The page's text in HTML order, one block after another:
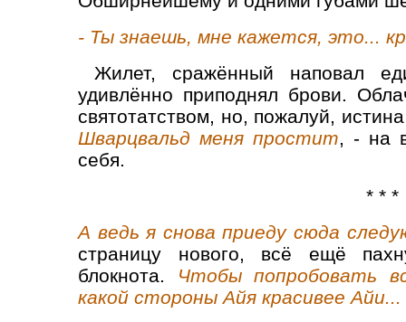
- Ты знаешь, мне кажется, это...
Жилет, сражённый наповал
удивлённо приподнял брови.
святотатством, но, пожалуй,
Шварцвальд меня простит, - на
себя.
* * *
А ведь я снова приеду сюда
страницу нового, всё ещё
блокнота. Чтобы попробовать
какой стороны Айя красивее Айи...